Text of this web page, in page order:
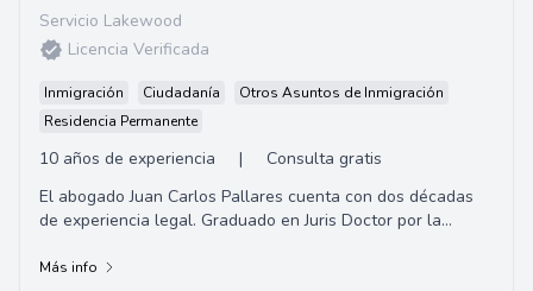
Servicio Lakewood
Licencia Verificada
Inmigración Ciudadanía
Otros Asuntos de Inmigración
Residencia Permanente
10 años de experiencia |
Consulta gratis
El abogado Juan Carlos Pallares cuenta con dos décadas
de experiencia legal. Graduado en Juris Doctor por la
Más info